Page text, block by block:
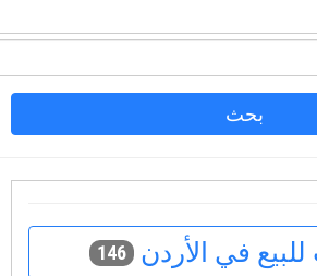
بحث
في الأردن 146